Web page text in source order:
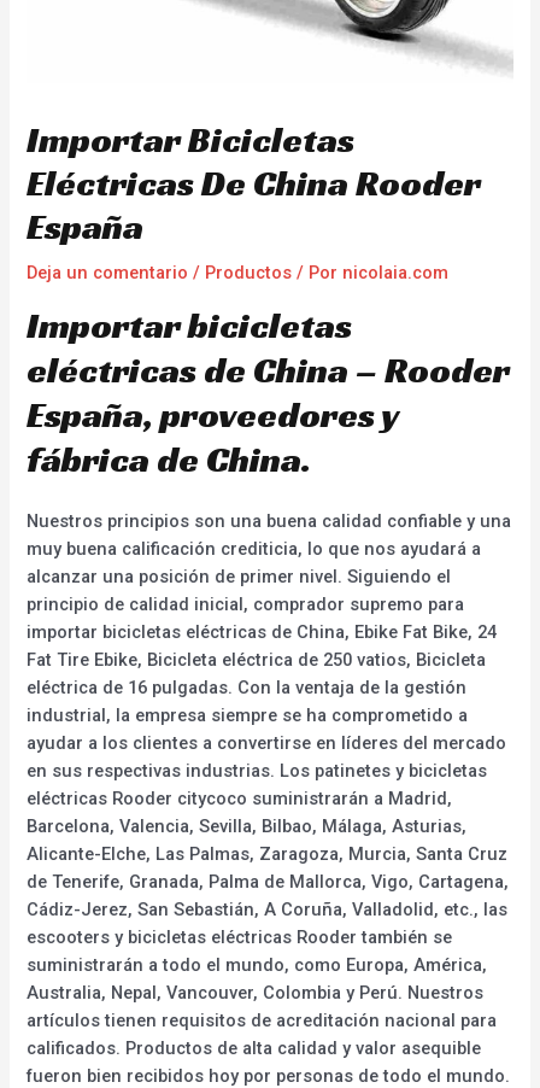
Importar Bicicletas
Eléctricas De China Rooder
España
Deja un comentario / Productos / Por nicolaia.com
Importar bicicletas
eléctricas de China – Rooder
España, proveedores y
fábrica de China.
Nuestros principios son una buena calidad confiable y una
muy buena calificación crediticia, lo que nos ayudará a
alcanzar una posición de primer nivel. Siguiendo el
principio de calidad inicial, comprador supremo para
importar bicicletas eléctricas de China, Ebike Fat Bike, 24
Fat Tire Ebike, Bicicleta eléctrica de 250 vatios, Bicicleta
eléctrica de 16 pulgadas. Con la ventaja de la gestión
industrial, la empresa siempre se ha comprometido a
ayudar a los clientes a convertirse en líderes del mercado
en sus respectivas industrias. Los patinetes y bicicletas
eléctricas Rooder citycoco suministrarán a Madrid,
Barcelona, Valencia, Sevilla, Bilbao, Málaga, Asturias,
Alicante-Elche, Las Palmas, Zaragoza, Murcia, Santa Cruz
de Tenerife, Granada, Palma de Mallorca, Vigo, Cartagena,
Cádiz-Jerez, San Sebastián, A Coruña, Valladolid, etc., las
escooters y bicicletas eléctricas Rooder también se
suministrarán a todo el mundo, como Europa, América,
Australia, Nepal, Vancouver, Colombia y Perú. Nuestros
artículos tienen requisitos de acreditación nacional para
calificados. Productos de alta calidad y valor asequible
fueron bien recibidos hoy por personas de todo el mundo.